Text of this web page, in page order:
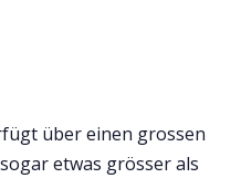
über einen grossen
etwas grösser als